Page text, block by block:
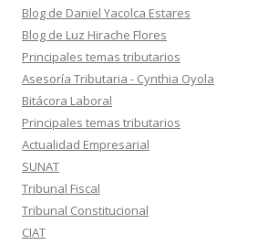
Blog de Daniel Yacolca Estares
Blog de Luz Hirache Flores
Principales temas tributarios
Asesoría Tributaria - Cynthia Oyola
Bitácora Laboral
Principales temas tributarios
Actualidad Empresarial
SUNAT
Tribunal Fiscal
Tribunal Constitucional
CIAT